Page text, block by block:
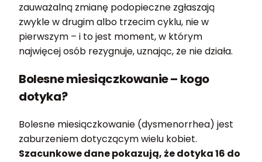
zauważalną zmianę podopieczne zgłaszają
zwykle w drugim albo trzecim cyklu, nie w
pierwszym – i to jest moment, w którym
najwięcej osób rezygnuje, uznając, że nie działa.
Bolesne miesiączkowanie – kogo
dotyka?
Bolesne miesiączkowanie (dysmenorrhea) jest
zaburzeniem dotyczącym wielu kobiet.
Szacunkowe dane pokazują, że dotyka 16 do